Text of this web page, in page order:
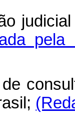
pela